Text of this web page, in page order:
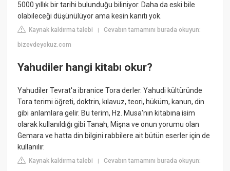
5000 yıllık bir tarihi bulunduğu biliniyor. Daha da eski bile
olabileceği düşünülüyor ama kesin kanıtı yok.
Kaynak kaldırma talebi |Cevabın tamamını burada okuyun:
bizevdeyokuz.com
Yahudiler hangi kitabı okur?
Yahudiler Tevrat'a ibranice Tora derler. Yahudi kültüründe
Tora terimi öğreti, doktrin, kılavuz, teori, hüküm, kanun, din
gibi anlamlara gelir. Bu terim, Hz. Musa'nın kitabına isim
olarak kullanıldığı gibi Tanah, Mişna ve onun yorumu olan
Gemara ve hatta din bilgini rabbilere ait bütün eserler için de
kullanılır.
Kaynak kaldırma talebi |Cevabın tamamını burada okuyun: